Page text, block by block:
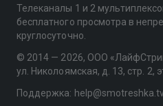
Телеканалы 1 и 2
бесплатного просмотра в
круглосуточно.
© 2014 — 2026, ООО
ул. Николоямская, д. 13, стр. 2,
Поддержка: